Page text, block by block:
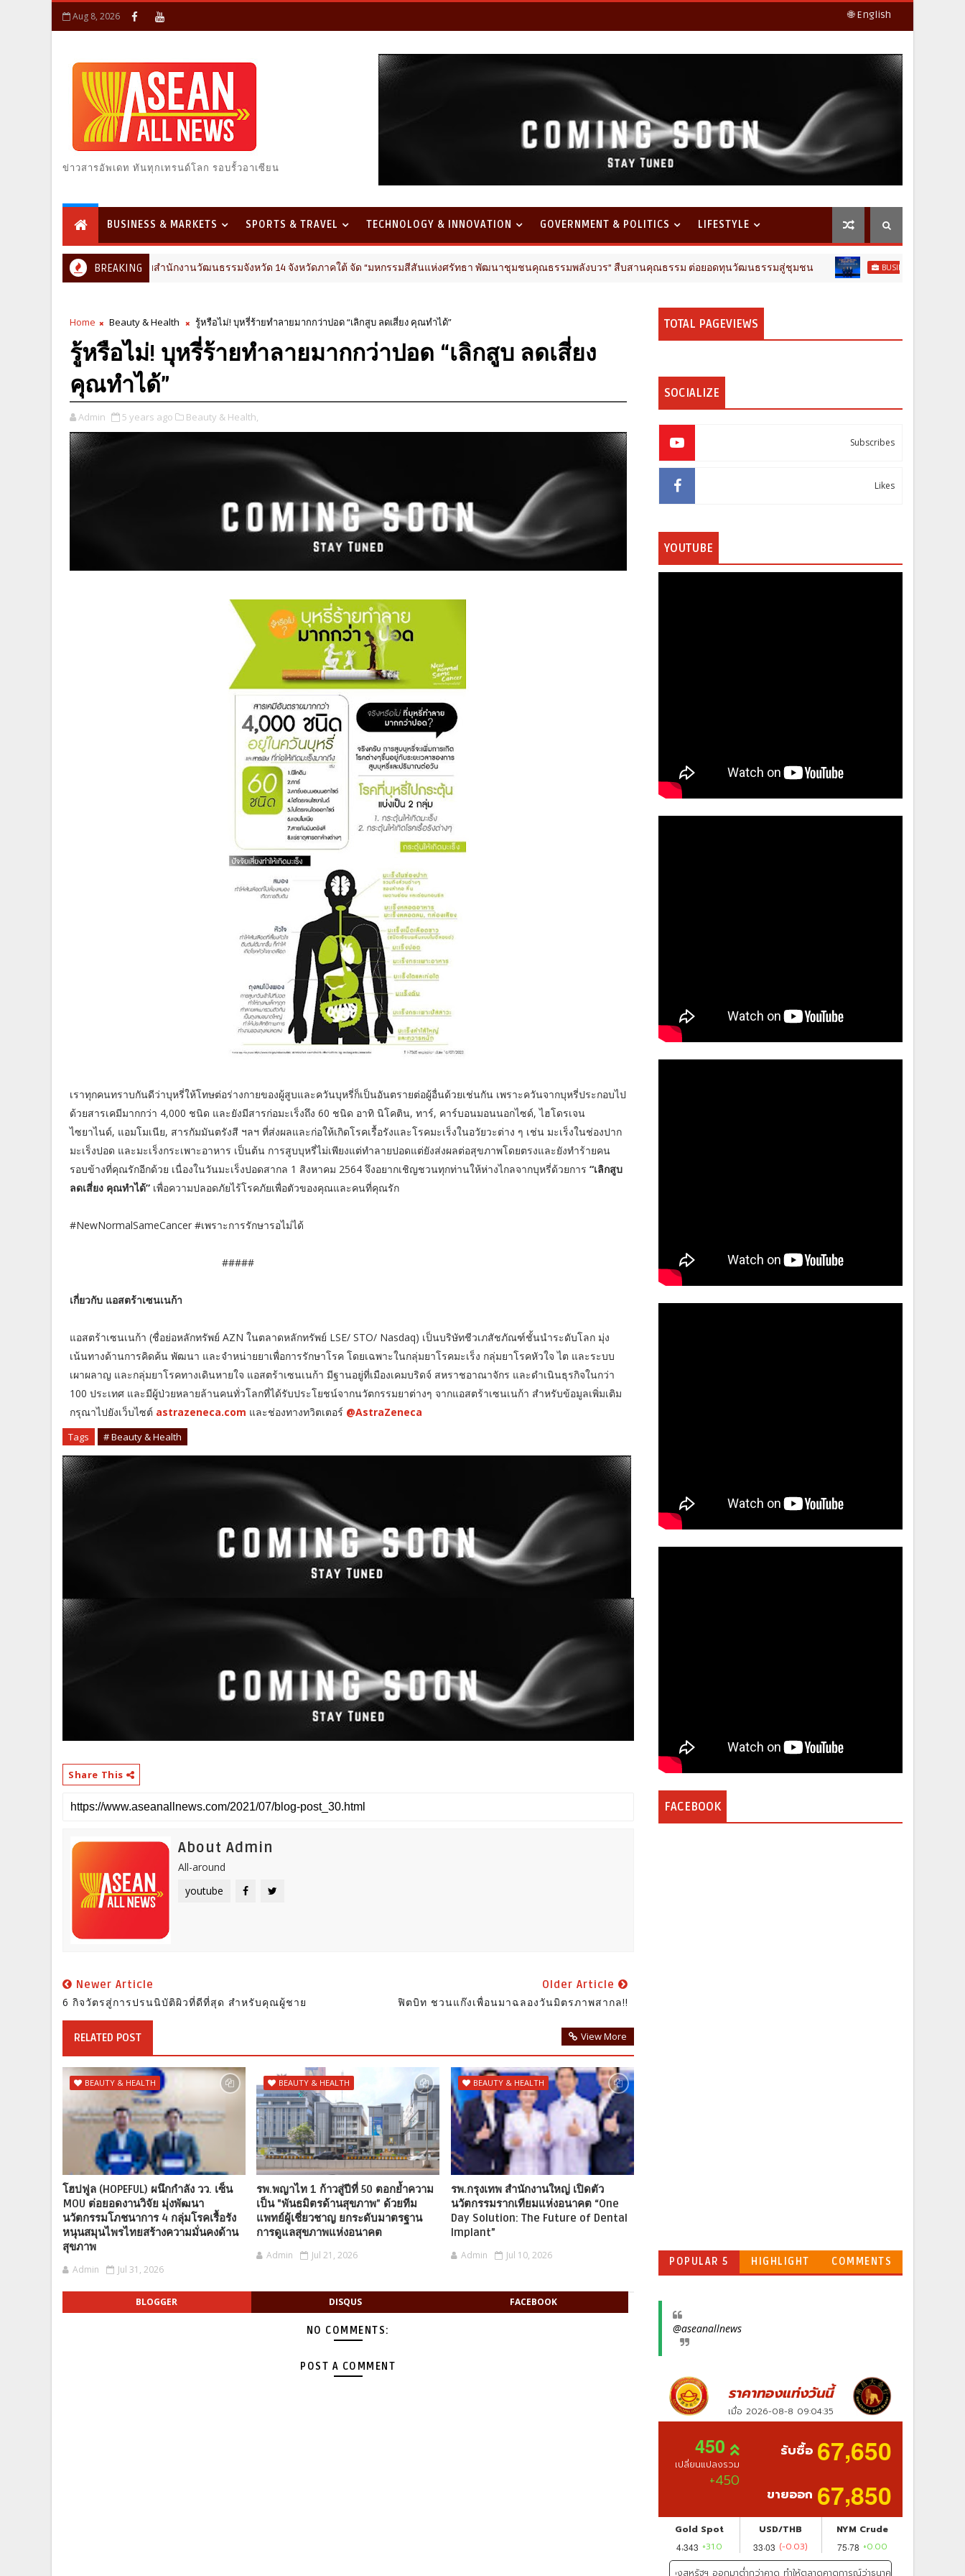
Aug 8, 2026 🌐 English
ข่าวสารอัพเดท ทันทุกเทรนด์โลก รอบรั้วอาเซียน
BUSINESS & MARKETS SPORTS & TRAVEL TECHNOLOGY & INNOVATION GOVERNMENT & POLITICS LIFESTYLE
BREAKING
ศน. ร่วมกับสำนักงานวัฒนธรรมจังหวัด 14 จังหวัดภาคใต้ จัด “มหกรรมสีสันแห่งศรัทธา พัฒนาชุมชนคุณธรรมพลังบวร” สืบสานคุณธรรม ต่อยอดทุนวัฒนธรรมสู่ชุมชน BUSINESS & MARKETS
Home Beauty & Health รู้หรือไม่! บุหรี่ร้ายทำลายมากกว่าปอด “เลิกสูบ ลดเสี่ยง คุณทำได้”
รู้หรือไม่! บุหรี่ร้ายทำลายมากกว่าปอด “เลิกสูบ ลดเสี่ยง
คุณทำได้”
Admin 5 years ago Beauty & Health,
เราทุกคนทราบกันดีว่าบุหรี่ให้โทษต่อร่างกายของผู้สูบและควันบุหรี่ก็เป็นอันตรายต่อผู้อื่นด้วยเช่นกัน เพราะควันจากบุหรี่ประกอบไป
ด้วยสารเคมีมากกว่า 4,000 ชนิด และยังมีสารก่อมะเร็งถึง 60 ชนิด อาทิ นิโคติน, ทาร์, คาร์บอนมอนนอกไซด์, ไฮโดรเจน
ไซยาไนด์, แอมโมเนีย, สารกัมมันตรังสี ฯลฯ ที่ส่งผลและก่อให้เกิดโรคเรื้อรังและโรคมะเร็งในอวัยวะต่าง ๆ เช่น มะเร็งในช่องปาก
มะเร็งปอด และมะเร็งกระเพาะอาหาร เป็นต้น การสูบบุหรี่ไม่เพียงแต่ทำลายปอดแต่ยังส่งผลต่อสุขภาพโดยตรงและยังทำร้ายคน
รอบข้างที่คุณรักอีกด้วย เนื่องในวันมะเร็งปอดสากล 1 สิงหาคม 2564 จึงอยากเชิญชวนทุกท่านให้ห่างไกลจากบุหรี่ด้วยการ “เลิกสูบ
ลดเสี่ยง คุณทำได้” เพื่อความปลอดภัยไร้โรคภัยเพื่อตัวของคุณและคนที่คุณรัก
#NewNormalSameCancer #เพราะการรักษารอไม่ได้
#####
เกี่ยวกับ แอสตร้าเซนเนก้า
แอสตร้าเซนเนก้า (ชื่อย่อหลักทรัพย์ AZN ในตลาดหลักทรัพย์ LSE/ STO/ Nasdaq) เป็นบริษัทชีวเภสัชภัณฑ์ชั้นนำระดับโลก มุ่ง
เน้นทางด้านการคิดค้น พัฒนา และจำหน่ายยาเพื่อการรักษาโรค โดยเฉพาะในกลุ่มยาโรคมะเร็ง กลุ่มยาโรคหัวใจ ไต และระบบ
เผาผลาญ และกลุ่มยาโรคทางเดินหายใจ แอสตร้าเซนเนก้า มีฐานอยู่ที่เมืองเคมบริดจ์ สหราชอาณาจักร และดำเนินธุรกิจในกว่า
100 ประเทศ และมีผู้ป่วยหลายล้านคนทั่วโลกที่ได้รับประโยชน์จากนวัตกรรมยาต่างๆ จากแอสตร้าเซนเนก้า สำหรับข้อมูลเพิ่มเติม
กรุณาไปยังเว็บไซต์ astrazeneca.com และช่องทางทวิตเตอร์ @AstraZeneca
Tags # Beauty & Health
Share This
About Admin
All-around
youtube
Newer Article
6 กิจวัตรสู่การปรนนิบัติผิวที่ดีที่สุด สำหรับคุณผู้ชาย
Older Article
ฟิตบิท ชวนแก๊งเพื่อนมาฉลองวันมิตรภาพสากล!!
RELATED POST View More
BEAUTY & HEALTH
โฮปฟูล (HOPEFUL) ผนึกกำลัง วว. เซ็น
MOU ต่อยอดงานวิจัย มุ่งพัฒนา
นวัตกรรมโภชนาการ 4 กลุ่มโรคเรื้อรัง
หนุนสมุนไพรไทยสร้างความมั่นคงด้าน
สุขภาพ
Admin Jul 31, 2026
BEAUTY & HEALTH
รพ.พญาไท 1 ก้าวสู่ปีที่ 50 ตอกย้ำความ
เป็น "พันธมิตรด้านสุขภาพ” ด้วยทีม
แพทย์ผู้เชี่ยวชาญ ยกระดับมาตรฐาน
การดูแลสุขภาพแห่งอนาคต
Admin Jul 21, 2026
BEAUTY & HEALTH
รพ.กรุงเทพ สำนักงานใหญ่ เปิดตัว
นวัตกรรมรากเทียมแห่งอนาคต “One
Day Solution: The Future of Dental
Implant”
Admin Jul 10, 2026
BLOGGER DISQUS FACEBOOK
NO COMMENTS:
POST A COMMENT
TOTAL PAGEVIEWS
SOCIALIZE
Subscribes
Likes
YOUTUBE
FACEBOOK
POPULAR 5 HIGHLIGHT COMMENTS
@aseanallnews